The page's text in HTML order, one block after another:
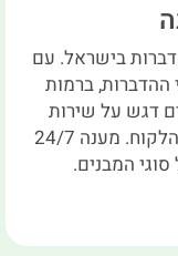
בישראל. עם
ההדברות, ברמות
דגש על שירות
מקצועי ואדיב, בהתאמה מלאה לצרכי הלקוח. מענה 24/7
המבנים.